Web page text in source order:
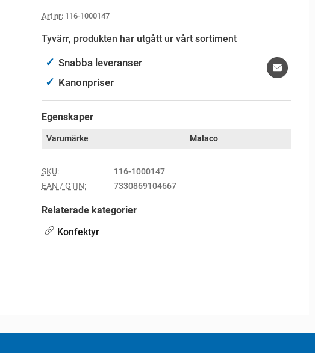
Art nr: 116-1000147
Tyvärr, produkten har utgått ur vårt sortiment
✓ Snabba leveranser
✓ Kanonpriser
Egenskaper
Varumärke Malaco
SKU:
116-1000147
EAN / GTIN:
7330869104667
Relaterade kategorier
Konfektyr